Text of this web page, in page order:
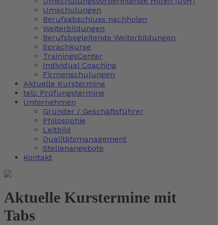
Umschulungen
Berufsabschluss nachholen
Weiterbildungen
Berufsbegleitende Weiterbildungen
Sprachkurse
TrainingsCenter
Individual Coaching
Firmenschulungen
Aktuelle Kurstermine
telc Prüfungstermine
Unternehmen
Gründer / Geschäftsführer
Philosophie
Leitbild
Qualitätsmanagement
Stellenangebote
Kontakt
Aktuelle Kurstermine mit
Tabs